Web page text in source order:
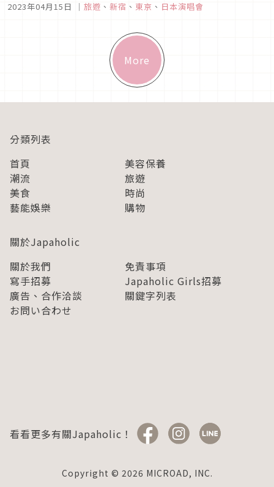
氣力、降低巡迴的難度。這次位於東急歌舞伎町TOWER的
2023年04月15日 ｜ 旅遊 、 新宿 、 東京 、 日本演唱會
More
分類列表
首頁
美容保養
潮流
旅遊
美食
時尚
藝能娛樂
購物
關於Japaholic
關於我們
免責事項
寫手招募
Japaholic Girls招募
廣告、合作洽談
關鍵字列表
お問い合わせ
看看更多有關Japaholic！
Copyright © 2026 MICROAD, INC.